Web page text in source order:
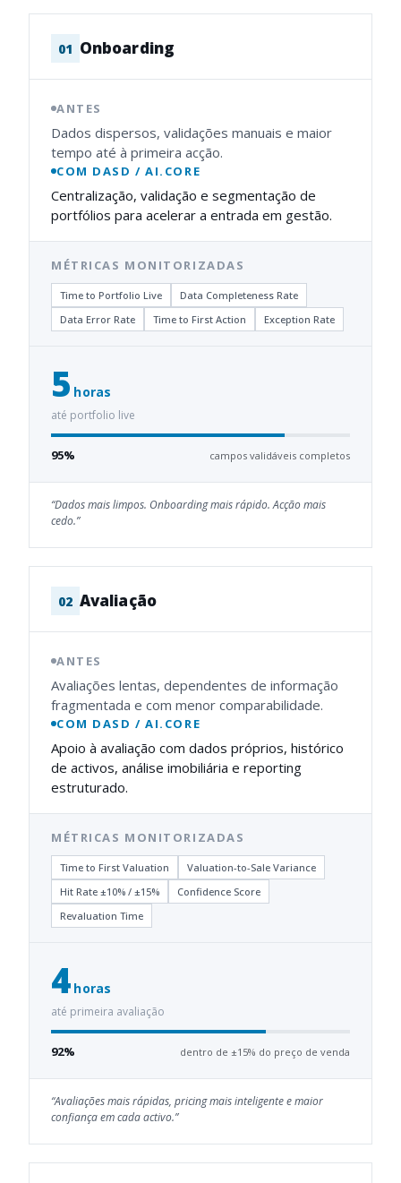
01 Onboarding
ANTES
Dados dispersos, validações manuais e maior
tempo até à primeira acção.
COM DASD / AI.CORE
Centralização, validação e segmentação de
portfólios para acelerar a entrada em gestão.
MÉTRICAS MONITORIZADAS
Time to Portfolio Live
Data Completeness Rate
Data Error Rate
Time to First Action Exception Rate
5 horas
até portfolio live
95% campos validáveis completos
“Dados mais limpos. Onboarding mais rápido. Acção mais
cedo.”
02 Avaliação
ANTES
Avaliações lentas, dependentes de informação
fragmentada e com menor comparabilidade.
COM DASD / AI.CORE
Apoio à avaliação com dados próprios, histórico
de activos, análise imobiliária e reporting
estruturado.
MÉTRICAS MONITORIZADAS
Time to First Valuation
Valuation-to-Sale Variance
Hit Rate ±10% / ±15%
Confidence Score
Revaluation Time
4 horas
até primeira avaliação
92% dentro de ±15% do preço de venda
“Avaliações mais rápidas, pricing mais inteligente e maior
confiança em cada activo.”